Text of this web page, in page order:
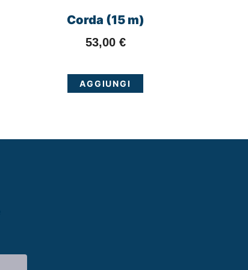
Corda (15 m)
53,00 €
AGGIUNGI